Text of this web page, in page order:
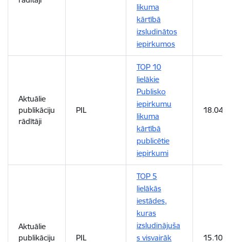
likuma
kārtībā
izsludinātos
iepirkumos
Aktuālie
publikāciju
rādītāji
PIL
TOP 10
lielākie
Publisko
iepirkumu
likuma
kārtībā
publicētie
iepirkumi
Aktuālie
publikāciju
PIL
TOP 5
lielākās
iestādes,
kuras
izsludinājuša
s visvairāk